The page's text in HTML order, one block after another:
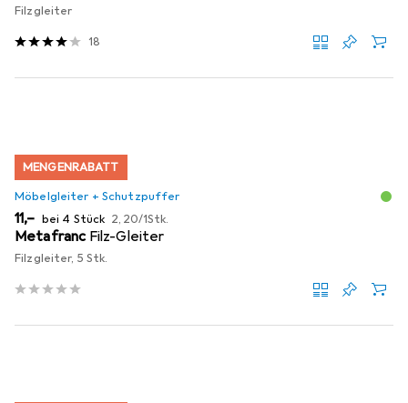
Filzgleiter
18
MENGENRABATT
Möbelgleiter + Schutzpuffer
EUR
11,– bei 4 Stück EUR
2,20/1Stk.
Metafranc Filz-Gleiter
Filzgleiter, 5 Stk.